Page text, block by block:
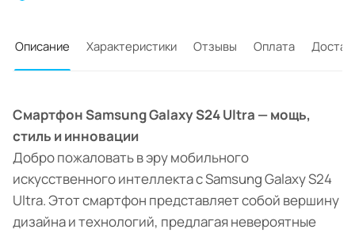
Описание Характеристики Отзывы Оплата
Смартфон Samsung Galaxy S24 Ultra — мощь,
стиль и инновации
Добро пожаловать в эру мобильного
искусственного интеллекта с Samsung Galaxy S24
Ultra. Этот смартфон представляет собой вершину
дизайна и технологий, предлагая невероятные